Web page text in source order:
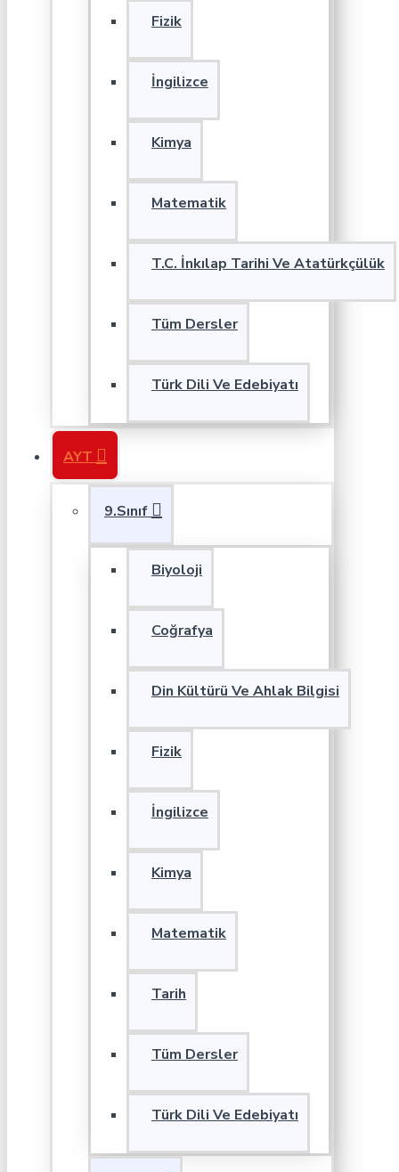
Fizik
İngilizce
Kimya
Matematik
T.C. İnkılap Tarihi Ve Atatürkçülük
Tüm Dersler
Türk Dili Ve Edebiyatı
AYT
9.Sınıf
Biyoloji
Coğrafya
Din Kültürü Ve Ahlak Bilgisi
Fizik
İngilizce
Kimya
Matematik
Tarih
Tüm Dersler
Türk Dili Ve Edebiyatı